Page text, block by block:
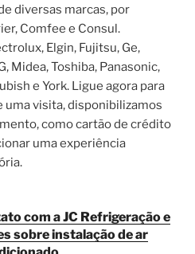
diversas marcas, por
Comfee e Consul.
Elgin, Fujitsu, Ge,
Midea, Toshiba, Panasonic,
e York. Ligue agora para
uma visita, disponibilizamos
como cartão de crédito
uma experiência
com a JC Refrigeração e
sobre instalação de ar